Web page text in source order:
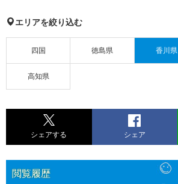
エリアを絞り込む
四国 徳島県 香川県
高知県
シェアする シェア
閲覧履歴